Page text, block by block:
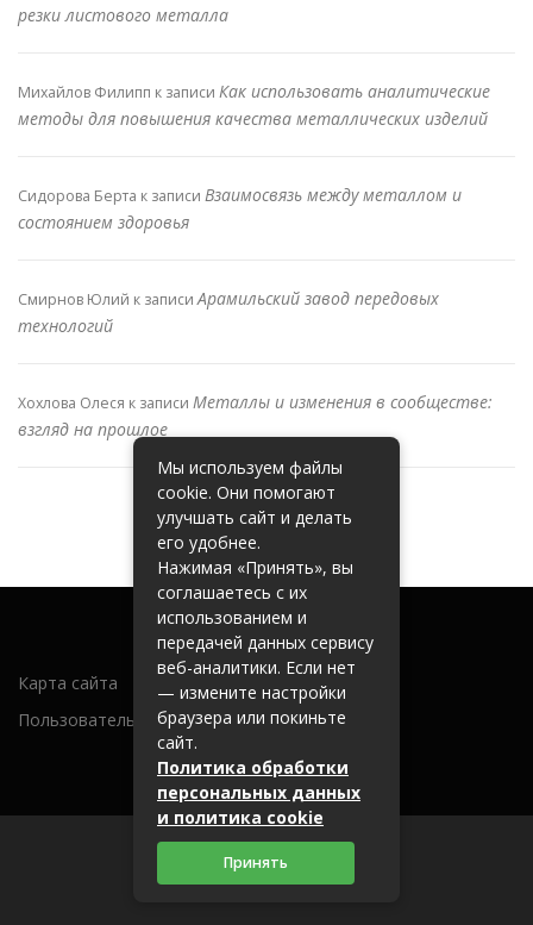
резки листового металла
Михайлов Филипп к записи Как использовать аналитические
методы для повышения качества металлических изделий
Сидорова Берта к записи Взаимосвязь между металлом и
состоянием здоровья
Смирнов Юлий к записиАрамильский завод передовых
технологий
Хохлова Олеся к записи Металлы и изменения в сообществе:
взгляд на прошлое
Карта сайта
Пользовательское соглашение
2026 (c) metallobaza31.ru
Мы используем файлы
cookie. Они помогают
улучшать сайт и делать
его удобнее.
Нажимая «Принять», вы
соглашаетесь с их
использованием и
передачей данных сервису
веб-аналитики. Если нет
— измените настройки
браузера или покиньте
сайт.
Политика обработки
персональных данных
и политика cookie
Принять